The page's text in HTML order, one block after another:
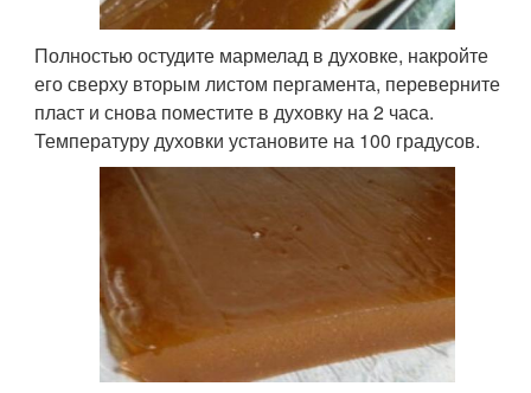
Полностью остудите мармелад в духовке, накройте
его сверху вторым листом пергамента, переверните
пласт и снова поместите в духовку на 2 часа.
Температуру духовки установите на 100 градусов.